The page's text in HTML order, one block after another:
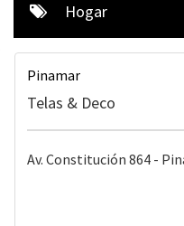
Hogar
Pinamar
Telas & Deco
Av. Constitución 864 -